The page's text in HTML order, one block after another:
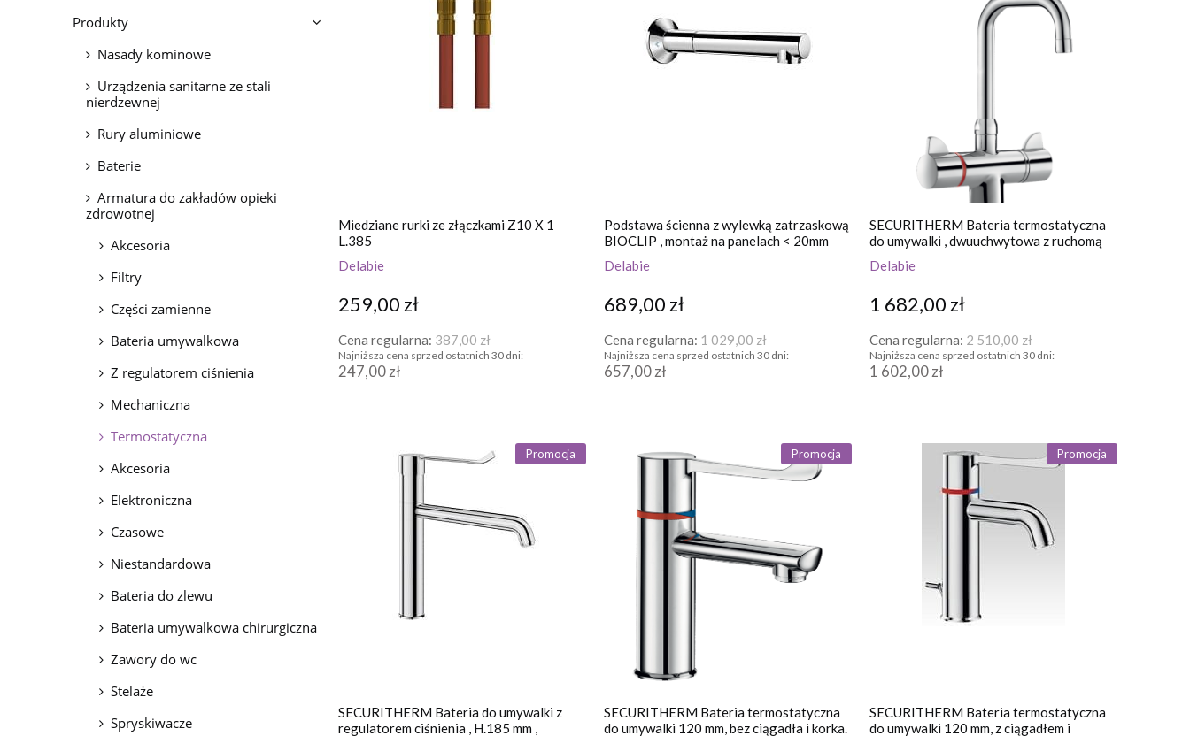
Produkty
Nasady kominowe
Urządzenia sanitarne ze stali
nierdzewnej
Rury aluminiowe
Baterie
Armatura do zakładów opieki
zdrowotnej
Akcesoria
Filtry
Części zamienne
Bateria umywalkowa
Z regulatorem ciśnienia
Mechaniczna
Termostatyczna
Akcesoria
Elektroniczna
Czasowe
Niestandardowa
Bateria do zlewu
Bateria umywalkowa chirurgiczna
Zawory do wc
Stelaże
Spryskiwacze
Miedziane rurki ze złączkami Z10 X 1
L.385
Delabie
259,00 zł
Cena regularna: 387,00 zł
Najniższa cena sprzed ostatnich 30 dni:
247,00 zł
Podstawa ścienna z wylewką zatrzaskową
BIOCLIP , montaż na panelach < 20mm
Delabie
689,00 zł
Cena regularna: 1 029,00 zł
Najniższa cena sprzed ostatnich 30 dni:
657,00 zł
SECURITHERM Bateria termostatyczna
do umywalki , dwuuchwytowa z ruchomą
Delabie
1 682,00 zł
Cena regularna: 2 510,00 zł
Najniższa cena sprzed ostatnich 30 dni:
1 602,00 zł
SECURITHERM Bateria do umywalki z
regulatorem ciśnienia , H.185 mm ,
Promocja
SECURITHERM Bateria termostatyczna
do umywalki 120 mm, bez ciągadła i korka.
Promocja
SECURITHERM Bateria termostatyczna
do umywalki 120 mm, z ciągadłem i
Promocja